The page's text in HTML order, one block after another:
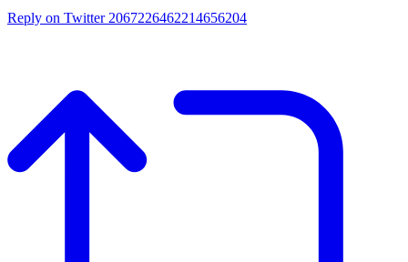
Reply on Twitter 2067226462214656204